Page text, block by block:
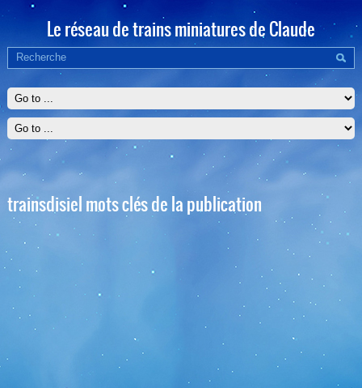
Le réseau de trains miniatures de Claude
trainsdisiel mots clés de la publication